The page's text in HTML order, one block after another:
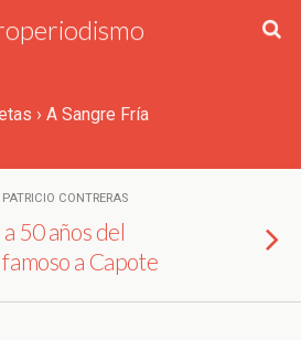
› A Sangre Fría
CONTRERAS
50 años del
a Capote